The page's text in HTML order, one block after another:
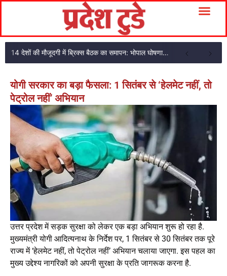
14 देशों की मौजूदगी में ब्रिक्स बैठक का समापन: भोपाल घोषणा पत्र अपनाया
योगी सरकार का बड़ा फैसला: 1 सितंबर से ‘हेलमेट नहीं, तो
पेट्रोल नहीं’ अभियान
उत्तर प्रदेश में सड़क सुरक्षा को लेकर एक बड़ा अभियान शुरू हो रहा है.
मुख्यमंत्री योगी आदित्यनाथ के निर्देश पर, 1 सितंबर से 30 सितंबर तक पूरे
राज्य में ‘हेलमेट नहीं, तो पेट्रोल नहीं’ अभियान चलाया जाएगा. इस पहल का
मुख्य उद्देश्य नागरिकों को अपनी सुरक्षा के प्रति जागरूक करना है.